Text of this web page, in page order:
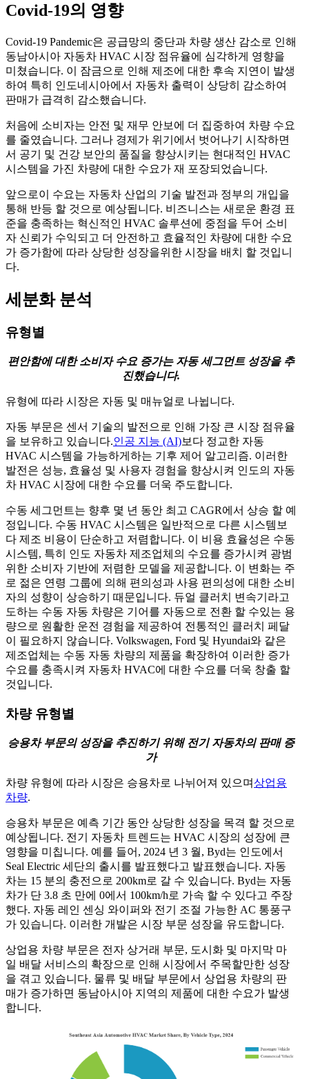
Covid-19의 영향
Covid-19 Pandemic은 공급망의 중단과 차량 생산 감소로 인해
동남아시아 자동차 HVAC 시장 점유율에 심각하게 영향을
미쳤습니다. 이 잠금으로 인해 제조에 대한 후속 지연이 발생
하여 특히 인도네시아에서 자동차 출력이 상당히 감소하여
판매가 급격히 감소했습니다.
처음에 소비자는 안전 및 재무 안보에 더 집중하여 차량 수요
를 줄였습니다. 그러나 경제가 위기에서 벗어나기 시작하면
서 공기 및 건강 보안의 품질을 향상시키는 현대적인 HVAC
시스템을 가진 차량에 대한 수요가 재 포장되었습니다.
앞으로이 수요는 자동차 산업의 기술 발전과 정부의 개입을
통해 반등 할 것으로 예상됩니다. 비즈니스는 새로운 환경 표
준을 충족하는 혁신적인 HVAC 솔루션에 중점을 두어 소비
자 신뢰가 수익되고 더 안전하고 효율적인 차량에 대한 수요
가 증가함에 따라 상당한 성장을위한 시장을 배치 할 것입니
다.
세분화 분석
유형별
편안함에 대한 소비자 수요 증가는 자동 세그먼트 성장을 추
진했습니다.
유형에 따라 시장은 자동 및 매뉴얼로 나뉩니다.
자동 부문은 센서 기술의 발전으로 인해 가장 큰 시장 점유율
을 보유하고 있습니다.인공 지능 (AI)보다 정교한 자동
HVAC 시스템을 가능하게하는 기후 제어 알고리즘. 이러한
발전은 성능, 효율성 및 사용자 경험을 향상시켜 인도의 자동
차 HVAC 시장에 대한 수요를 더욱 주도합니다.
수동 세그먼트는 향후 몇 년 동안 최고 CAGR에서 상승 할 예
정입니다. 수동 HVAC 시스템은 일반적으로 다른 시스템보
다 제조 비용이 단순하고 저렴합니다. 이 비용 효율성은 수동
시스템, 특히 인도 자동차 제조업체의 수요를 증가시켜 광범
위한 소비자 기반에 저렴한 모델을 제공합니다. 이 변화는 주
로 젊은 연령 그룹에 의해 편의성과 사용 편의성에 대한 소비
자의 성향이 상승하기 때문입니다. 듀얼 클러치 변속기라고
도하는 수동 자동 차량은 기어를 자동으로 전환 할 수있는 용
량으로 원활한 운전 경험을 제공하여 전통적인 클러치 페달
이 필요하지 않습니다. Volkswagen, Ford 및 Hyundai와 같은
제조업체는 수동 자동 차량의 제품을 확장하여 이러한 증가
수요를 충족시켜 자동차 HVAC에 대한 수요를 더욱 창출 할
것입니다.
차량 유형별
승용차 부문의 성장을 추진하기 위해 전기 자동차의 판매 증
가
차량 유형에 따라 시장은 승용차로 나뉘어져 있으며상업용
차량.
승용차 부문은 예측 기간 동안 상당한 성장을 목격 할 것으로
예상됩니다. 전기 자동차 트렌드는 HVAC 시장의 성장에 큰
영향을 미칩니다. 예를 들어, 2024 년 3 월, Byd는 인도에서
Seal Electric 세단의 출시를 발표했다고 발표했습니다. 자동
차는 15 분의 충전으로 200km로 갈 수 있습니다. Byd는 자동
차가 단 3.8 초 만에 0에서 100km/h로 가속 할 수 있다고 주장
했다. 자동 레인 센싱 와이퍼와 전기 조절 가능한 AC 통풍구
가 있습니다. 이러한 개발은 시장 부문 성장을 유도합니다.
상업용 차량 부문은 전자 상거래 부문, 도시화 및 마지막 마
일 배달 서비스의 확장으로 인해 시장에서 주목할만한 성장
을 겪고 있습니다. 물류 및 배달 부문에서 상업용 차량의 판
매가 증가하면 동남아시아 지역의 제품에 대한 수요가 발생
합니다.